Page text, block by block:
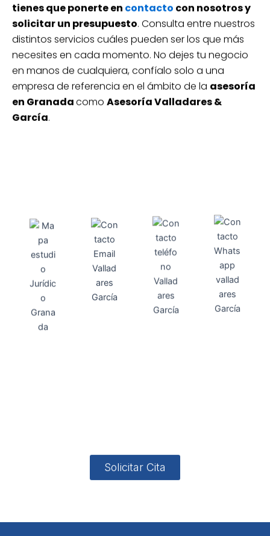
tienes que ponerte en contacto con nosotros y
solicitar un presupuesto. Consulta entre nuestros
distintos servicios cuáles pueden ser los que más
necesites en cada momento. No dejes tu negocio
en manos de cualquiera, confíalo solo a una
empresa de referencia en el ámbito de la asesoría
en Granadacomo Asesoría Valladares &
García.
Solicitar Cita